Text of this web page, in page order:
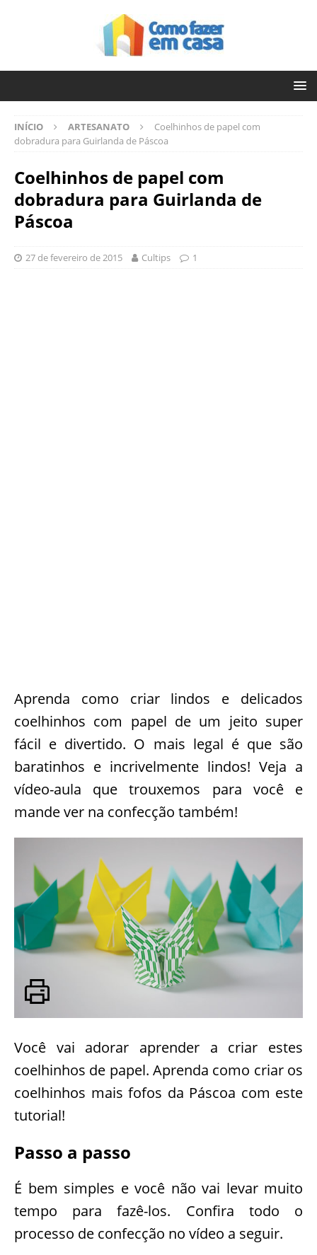
INÍCIO ARTESANATO
Coelhinhos de papel com
dobradura para Guirlanda de Páscoa
Coelhinhos de papel com
dobradura para Guirlanda de
Páscoa
27 de fevereiro de 2015 Cultips 1
Aprenda como criar lindos e delicados
coelhinhos com papel de um jeito super
fácil e divertido. O mais legal é que são
baratinhos e incrivelmente lindos! Veja a
vídeo-aula que trouxemos para você e
mande ver na confecção também!
Você vai adorar aprender a criar estes
coelhinhos de papel. Aprenda como criar os
coelhinhos mais fofos da Páscoa com este
tutorial!
Passo a passo
É bem simples e você não vai levar muito
tempo para fazê-los. Confira todo o
processo de confecção no vídeo a seguir.